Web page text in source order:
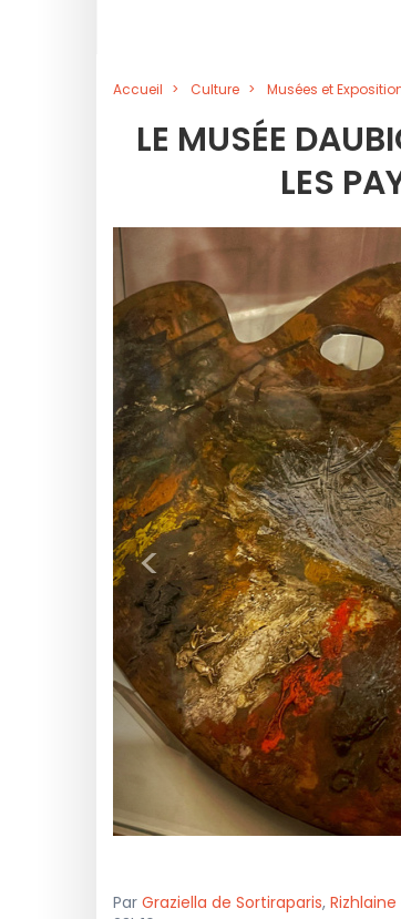
Accueil Culture Musées et
LE MUSÉE
LES
<
Par Graziella de Sortiraparis,